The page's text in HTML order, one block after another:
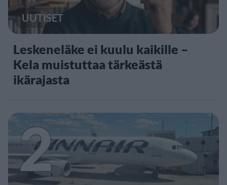
UUTISET
Leskeneläke ei kuulu kaikille –
Kela muistuttaa tärkeästä
ikärajasta
2